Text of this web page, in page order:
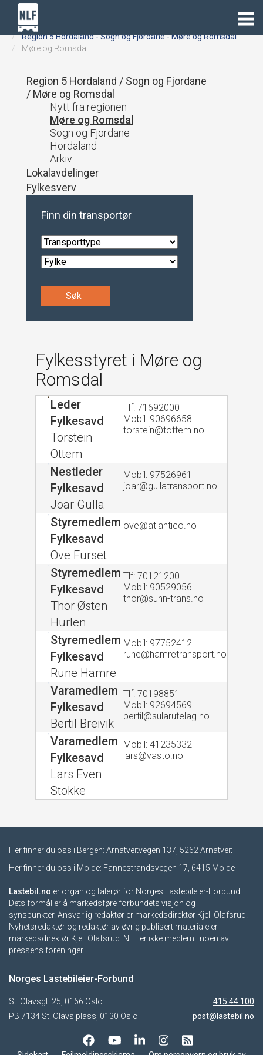
Lastebil.no
Region 5 Hordaland - Sogn og Fjordane - Møre og Romsdal
Møre og Romsdal
Region 5 Hordaland / Sogn og Fjordane
/ Møre og Romsdal
Nytt fra regionen
Møre og Romsdal
Sogn og Fjordane
Hordaland
Arkiv
Lokalavdelinger
Fylkesverv
Finn din transportør
Søk
Fylkesstyret i Møre og
Romsdal
Leder
Fylkesavd
Torstein
Ottem
Tlf: 71692000
Mobil: 90696658
torstein@tottem.no
Nestleder
Fylkesavd
Joar Gulla
Mobil: 97526961
joar@gullatransport.no
Styremedlem
Fylkesavd
Ove Furset
ove@atlantico.no
Styremedlem
Fylkesavd
Thor Østen
Hurlen
Tlf: 70121200
Mobil: 90529056
thor@sunn-trans.no
Styremedlem
Fylkesavd
Rune Hamre
Mobil: 97752412
rune@hamretransport.no
Varamedlem
Fylkesavd
Bertil Breivik
Tlf: 70198851
Mobil: 92694569
bertil@sularutelag.no
Varamedlem
Fylkesavd
Lars Even
Stokke
Mobil: 41235332
lars@vasto.no
Her finner du oss i Bergen: Arnatveitvegen 137, 5262 Arnatveit
Her finner du oss i Molde: Fannestrandsvegen 17, 6415 Molde
Lastebil.no er organ og talerør for Norges Lastebileier-Forbund.
Dets formål er å markedsføre forbundets visjon og
synspunkter. Ansvarlig redaktør er markedsdirektør Kjell Olafsrud.
Nyhetsredaktør og redaktør av øvrig publisert materiale er
markedsdirektør Kjell Olafsrud. NLF er ikke medlem i noen av
pressens foreninger.
Norges Lastebileier-Forbund
St. Olavsgt. 25, 0166 Oslo
PB 7134 St. Olavs plass, 0130 Oslo
415 44 100
post@lastebil.no